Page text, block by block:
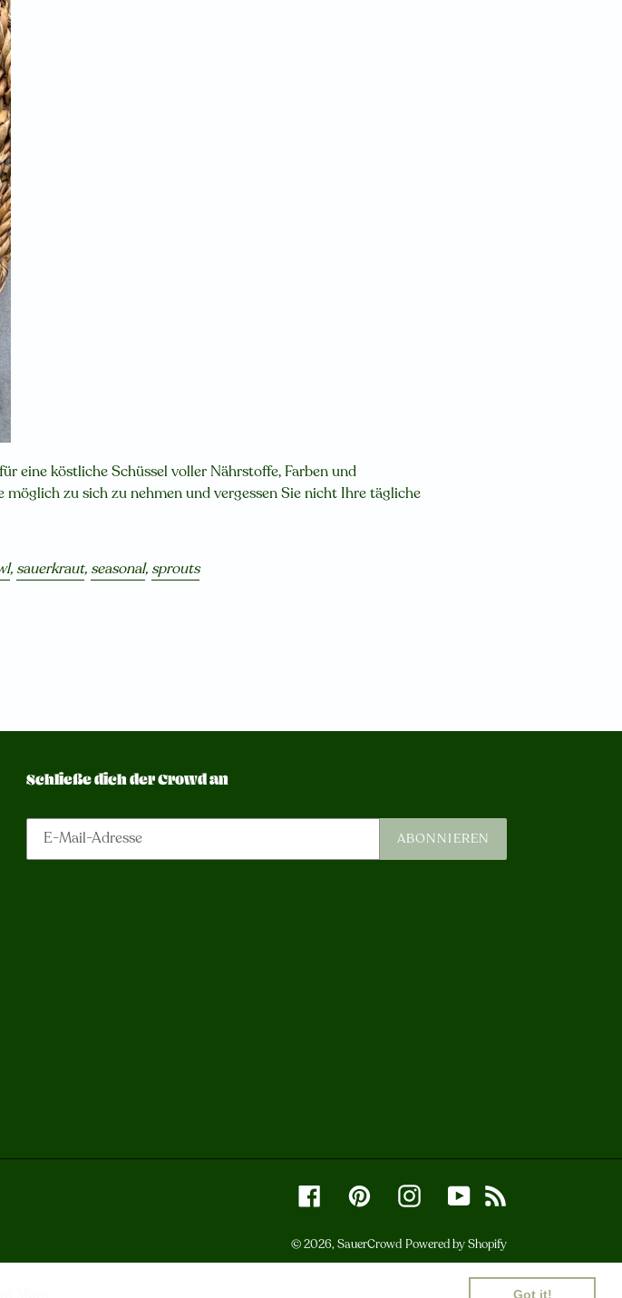
Got it!
eine köstliche Schüssel voller Nährstoffe, Farben und
möglich zu sich zu nehmen und vergessen Sie nicht Ihre tägliche
, sauerkraut, seasonal, sprouts
Schließe dich der Crowd an
ABONNIEREN
FacebookPinterestInstagramYouTube
© 2026, SauerCrowd Powered by Shopify